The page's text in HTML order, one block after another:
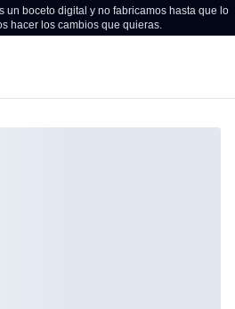
un boceto digital y no fabricamos hasta que lo
hacer los cambios que quieras.